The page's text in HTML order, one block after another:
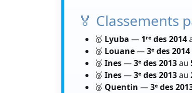
🏅 Classements
🥇 Lyuba — 1ʳᵉ des 2014
🥉 Louane—3ᵉ des 2014
🥉 Ines—3ᵉ des 2013au
🥉 Ines—3ᵉ des 2013au
🥉 Quentin —3ᵉ des